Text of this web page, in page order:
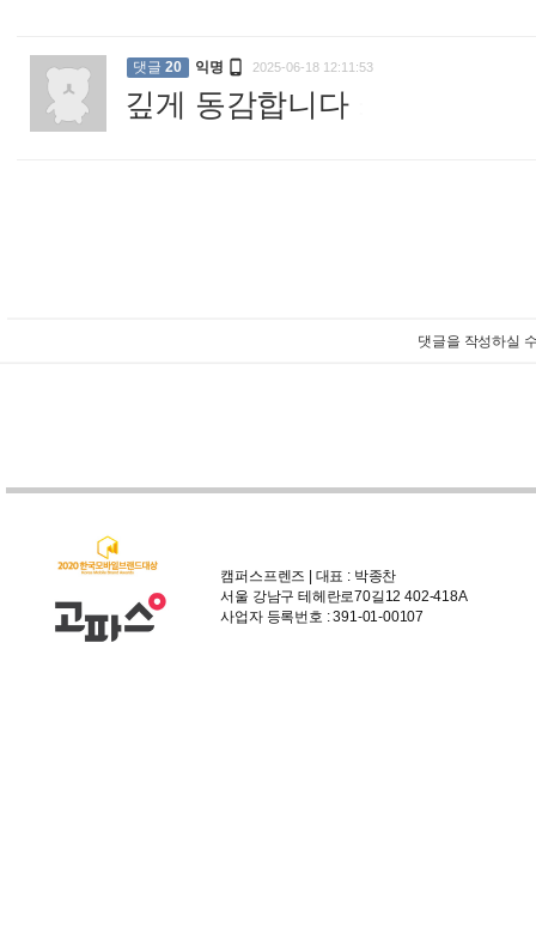
댓글 20 익명  2025-06-18 12:11:53
깊게 동감합니다
댓글을 작성하실
캠퍼스프렌즈 | 대표 : 박종찬
서울 강남구 테헤란로70길12 402-418A
사업자 등록번호 : 391-01-00107